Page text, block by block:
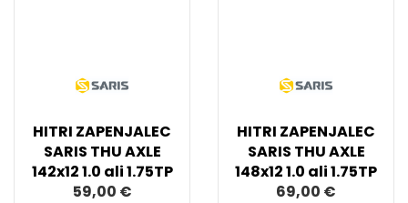
HITRI ZAPENJALEC
SARIS THU AXLE
142x12 1.0 ali 1.75TP
59,00 €
HITRI ZAPENJALEC
SARIS THU AXLE
148x12 1.0 ali 1.75TP
69,00 €